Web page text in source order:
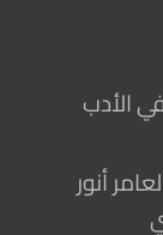
الأدب
أنور